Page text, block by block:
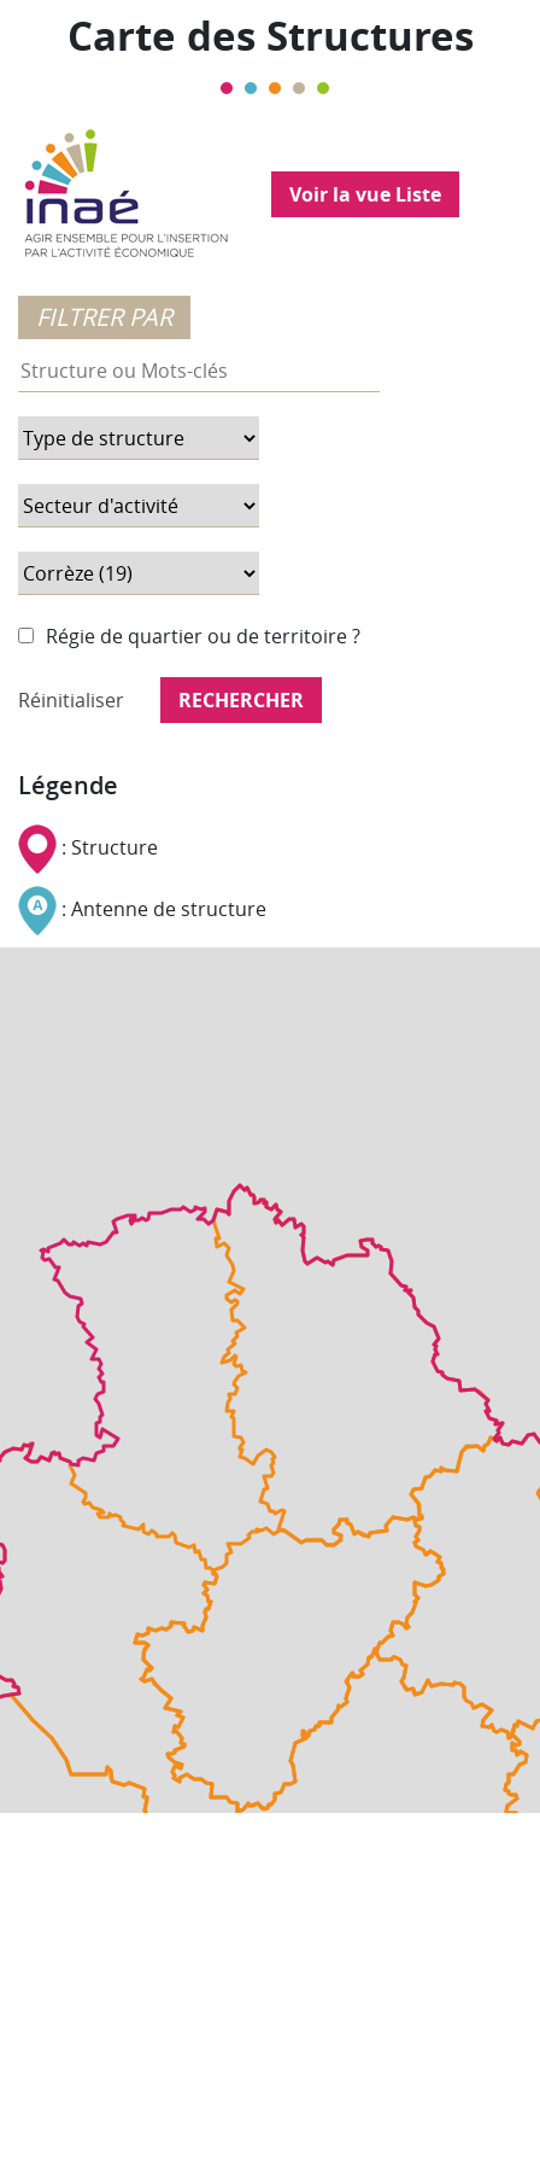
Carte des Structures
Voir la vue Liste
Régie de quartier ou de territoire ?
Réinitialiser
Légende
: Structure
: Antenne de structure